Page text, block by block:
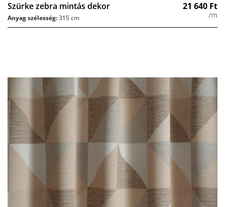
Szürke zebra mintás dekor 21 640 Ft
/m
Anyag szélesség:315 cm